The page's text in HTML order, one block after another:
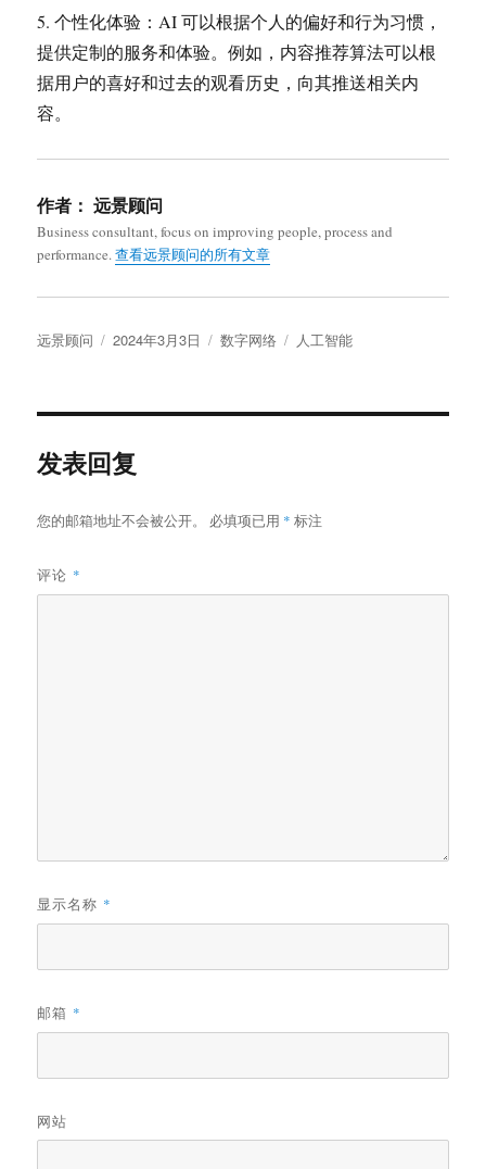
5. 个性化体验：AI 可以根据个人的偏好和行为习惯，
提供定制的服务和体验。例如，内容推荐算法可以根
据用户的喜好和过去的观看历史，向其推送相关内
容。
作者： 远景顾问
Business consultant, focus on improving people, process and
performance.查看远景顾问的所有文章
作
远景顾问
发
2024年3月3日
分
数字网络
标
人工智能
发表回复
您的邮箱地址不会被公开。 必填项已用 * 标注
评论 *
显示名称 *
邮箱 *
网站